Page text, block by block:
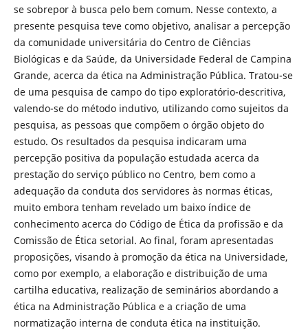
se sobrepor à busca pelo bem comum. Nesse contexto, a
presente pesquisa teve como objetivo, analisar a percepção
da comunidade universitária do Centro de Ciências
Biológicas e da Saúde, da Universidade Federal de Campina
Grande, acerca da ética na Administração Pública. Tratou-se
de uma pesquisa de campo do tipo exploratório-descritiva,
valendo-se do método indutivo, utilizando como sujeitos da
pesquisa, as pessoas que compõem o órgão objeto do
estudo. Os resultados da pesquisa indicaram uma
percepção positiva da população estudada acerca da
prestação do serviço público no Centro, bem como a
adequação da conduta dos servidores às normas éticas,
muito embora tenham revelado um baixo índice de
conhecimento acerca do Código de Ética da profissão e da
Comissão de Ética setorial. Ao final, foram apresentadas
proposições, visando à promoção da ética na Universidade,
como por exemplo, a elaboração e distribuição de uma
cartilha educativa, realização de seminários abordando a
ética na Administração Pública e a criação de uma
normatização interna de conduta ética na instituição.